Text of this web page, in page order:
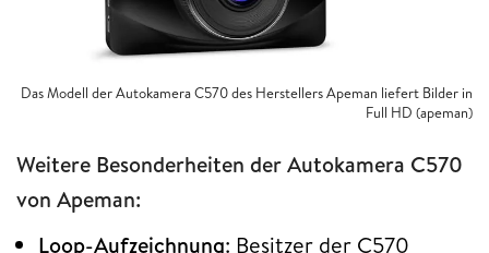
Das Modell der Autokamera C570 des Herstellers Apeman liefert Bilder in
Full HD (apeman)
Weitere Besonderheiten der Autokamera C570
von Apeman:
Loop-Aufzeichnung: Besitzer der C570